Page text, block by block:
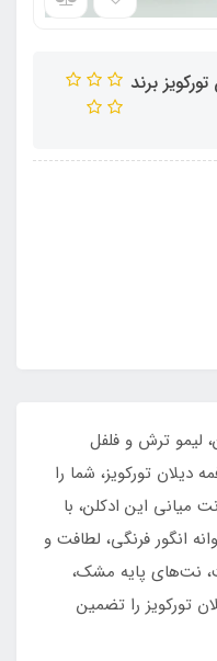
برند
لیمو ترش و فلفل
دیلان تورکویز، شما را
میانی این ادکلن، با
انگور فرنگی، لطافت و
نت‌های پایه مشک،
تورکویز را تضمین